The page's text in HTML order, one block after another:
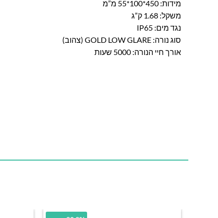
מידות: 450*100*55 מ”מ
משקל: 1.68 ק”ג
נגד מים: IP65
סוג נורה: GOLD LOW GLARE (צהוב)
אורך חיי הנורה: 5000 שעות